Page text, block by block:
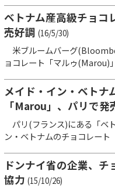
ベトナム産高級チョコ
売好調 (16/5/30)
米ブルームバーグ
ョコレート「マルゥ(Marou)
メイド・イン・ベトナ
「Marou」、パリで発
パリ(フランス)にある「ベ
ン・ベトナムのチョコレート
ドンナイ省の企業、チ
協力 (15/10/26)